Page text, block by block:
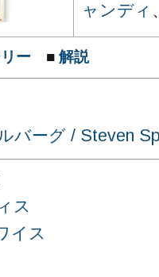
ャンディ 、
ー ■ 解説
バーグ / Steven
ス
イス